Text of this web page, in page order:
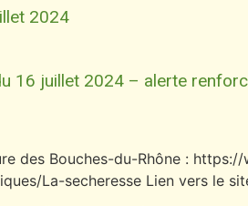
2024
juillet 2024 – alerte
des Bouches-du-Rhône :
La-secheresse Lien vers le